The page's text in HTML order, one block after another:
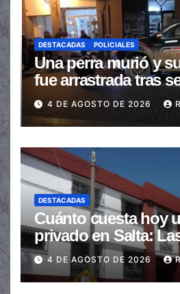
DESTACADAS POLICIALES
Una perra murió y
fue arrastrada tras
en la senda peatonal
4 DE AGOSTO DE 2026
DESTACADAS
Cuánto cuesta hoy
privado en Salta:
de $110.000 a más
4 DE AGOSTO DE 2026